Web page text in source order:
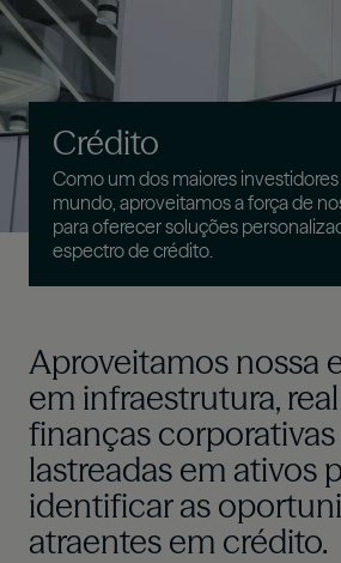
Crédito
Como um dos maiores
mundo, aproveitamos a força de
para oferecer soluções
espectro de crédito.
Aproveitamos nossa
em infraestrutura,
finanças
lastreadas em ativos
identificar as
atraentes em crédito.